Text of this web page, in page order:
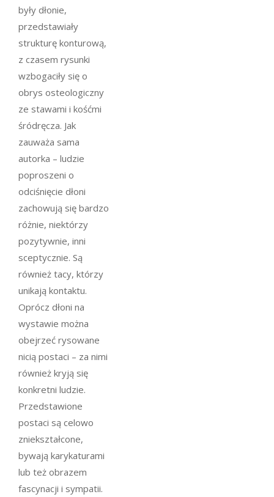
były dłonie,
przedstawiały
strukturę konturową,
z czasem rysunki
wzbogaciły się o
obrys osteologiczny
ze stawami i kośćmi
śródręcza. Jak
zauważa sama
autorka – ludzie
poproszeni o
odciśnięcie dłoni
zachowują się bardzo
różnie, niektórzy
pozytywnie, inni
sceptycznie. Są
również tacy, którzy
unikają kontaktu.
Oprócz dłoni na
wystawie można
obejrzeć rysowane
nicią postaci – za nimi
również kryją się
konkretni ludzie.
Przedstawione
postaci są celowo
zniekształcone,
bywają karykaturami
lub też obrazem
fascynacji i sympatii.